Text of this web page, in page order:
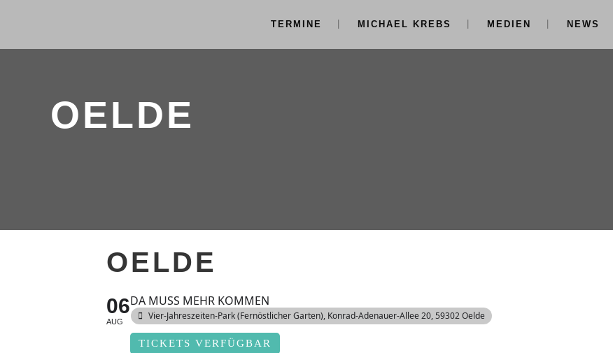
TERMINE MICHAEL KREBS MEDIEN NEWS
OELDE
OELDE
06
AUG
DA MUSS MEHR KOMMEN
Vier-Jahreszeiten-Park (Fernöstlicher Garten), Konrad-Adenauer-Allee 20, 59302 Oelde
TICKETS VERFÜGBAR